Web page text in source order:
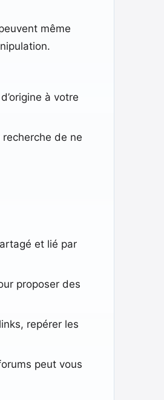
même
à votre
de ne
et lié par
proposer des
repérer les
peut vous